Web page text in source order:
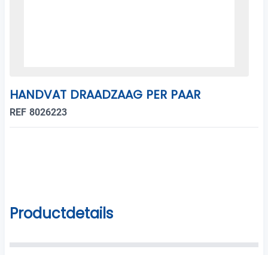
HANDVAT DRAADZAAG PER PAAR
REF 8026223
Productdetails